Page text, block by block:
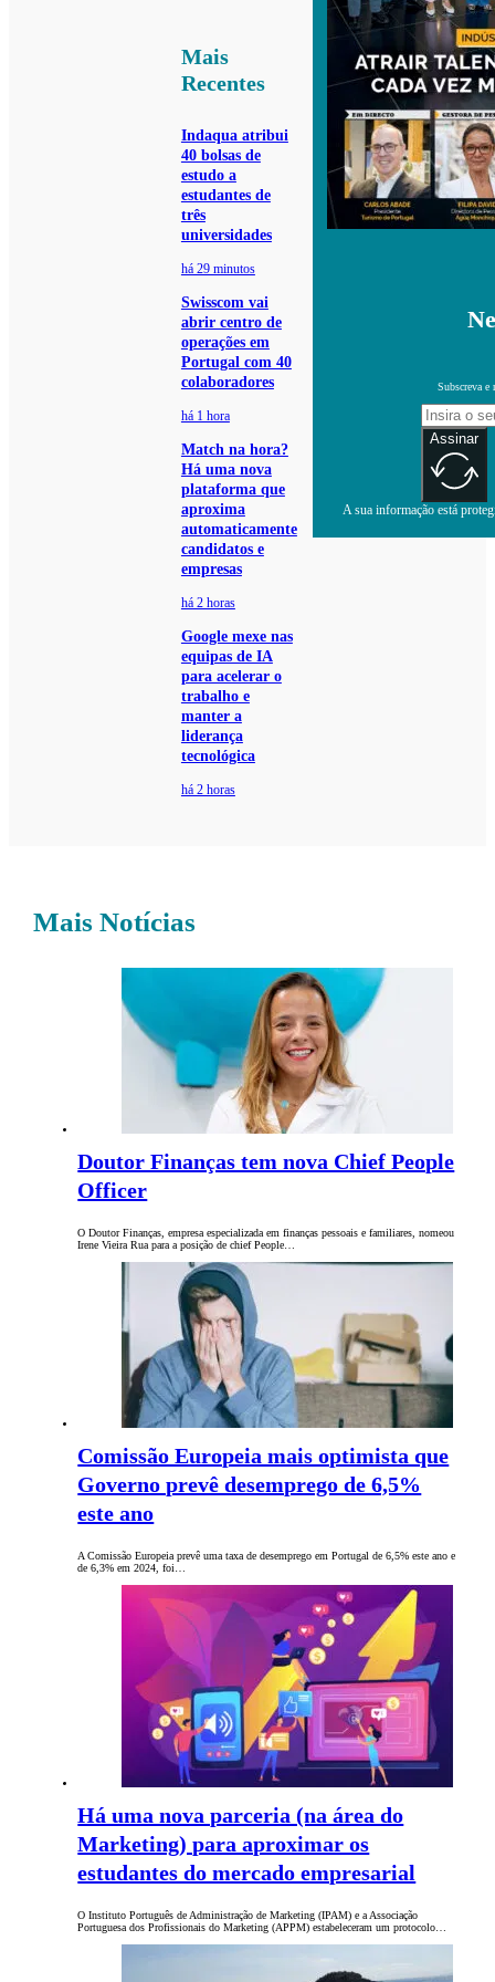
Mais
Recentes
Indaqua atribui
40 bolsas de
estudo a
estudantes de
três
universidades
há 29 minutos
Swisscom vai
abrir centro de
operações em
Portugal com 40
colaboradores
há 1 hora
Match na hora?
Há uma nova
plataforma que
aproxima
automaticamente
candidatos e
empresas
há 2 horas
Google mexe nas
equipas de IA
para acelerar o
trabalho e
manter a
liderança
tecnológica
há 2 horas
Subscreva e
Assinar
A sua informação está
Mais Notícias
Doutor Finanças tem nova Chief People
Officer
O Doutor Finanças, empresa especializada em finanças pessoais e familiares, nomeou
Irene Vieira Rua para a posição de chief People…
Comissão Europeia mais optimista que
Governo prevê desemprego de 6,5%
este ano
A Comissão Europeia prevê uma taxa de desemprego em Portugal de 6,5% este ano e
de 6,3% em 2024, foi…
Há uma nova parceria (na área do
Marketing) para aproximar os
estudantes do mercado empresarial
O Instituto Português de Administração de Marketing (IPAM) e a Associação
Portuguesa dos Profissionais do Marketing (APPM) estabeleceram um protocolo…